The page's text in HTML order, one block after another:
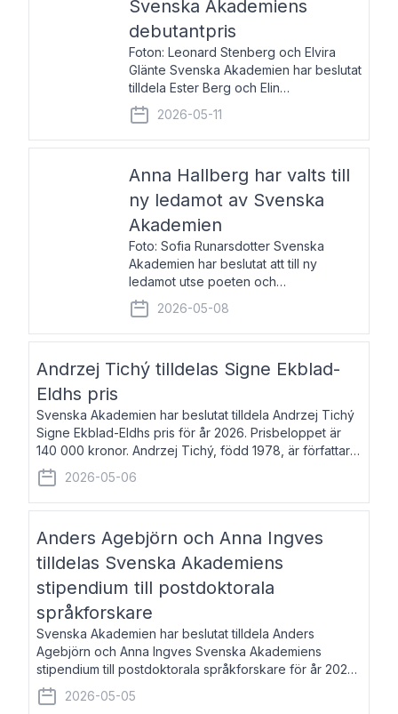
Svenska Akademiens
debutantpris
Foton: Leonard Stenberg och Elvira
Glänte Svenska Akademien har beslutat
tilldela Ester Berg och Elin
Michaelsdotter Svenska Akademiens
debutantpris för år 2026. Priset är
nyinstiftat och syftar till att lyfta fram
2026-05-11
Anna Hallberg har valts till
ny ledamot av Svenska
Akademien
Foto: Sofia Runarsdotter Svenska
Akademien har beslutat att till ny
ledamot utse poeten och
litteraturkritikern Anna Hallberg. Hon
efterträder poeten Tua Forsström på
stol 18 och kommer att ta sitt inträde vid
2026-05-08
Andrzej Tichý tilldelas Signe Ekblad-
Eldhs pris
Svenska Akademien har beslutat tilldela Andrzej Tichý
Signe Ekblad-Eldhs pris för år 2026. Prisbeloppet är
140 000 kronor. Andrzej Tichý, född 1978, är författare
och kulturskribent. Han debuterade 2005 med den
lovordade romanen Sex liter l
2026-05-06
Anders Agebjörn och Anna Ingves
tilldelas Svenska Akademiens
stipendium till postdoktorala
språkforskare
Svenska Akademien har beslutat tilldela Anders
Agebjörn och Anna Ingves Svenska Akademiens
stipendium till postdoktorala språkforskare för år 2026.
Stipendiebeloppet är 75 000 kronor per mottagare.
Anders Agebjörn, född 1984, är universitet
2026-05-05